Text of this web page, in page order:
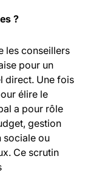
?
les conseillers
pour un
direct. Une fois
élire le
a pour rôle
gestion
sociale ou
Ce scrutin